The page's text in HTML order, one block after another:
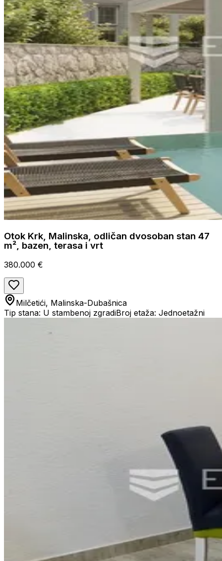
Otok Krk, Malinska, odličan dvosoban stan 47
m², bazen, terasa i vrt
380.000 €
Milčetići, Malinska-Dubašnica
Tip stana: U stambenoj zgradiBroj etaža: Jednoetažni